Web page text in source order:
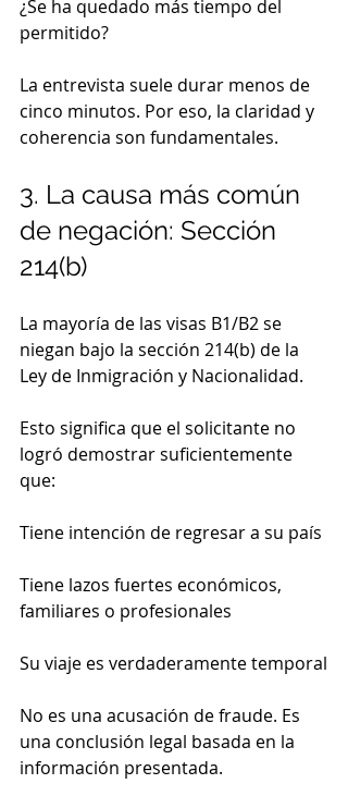
¿Se ha quedado más tiempo del
permitido?
La entrevista suele durar menos de
cinco minutos. Por eso, la claridad y
coherencia son fundamentales.
3. La causa más común
de negación: Sección
214(b)
La mayoría de las visas B1/B2 se
niegan bajo la sección 214(b) de la
Ley de Inmigración y Nacionalidad.
Esto significa que el solicitante no
logró demostrar suficientemente
que:
Tiene intención de regresar a su país
Tiene lazos fuertes económicos,
familiares o profesionales
Su viaje es verdaderamente temporal
No es una acusación de fraude. Es
una conclusión legal basada en la
información presentada.